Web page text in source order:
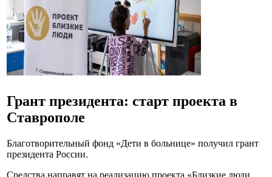
Грант президента: старт проекта в
Ставрополе
Благотворительный фонд «Дети в больнице» получил грант
президента России.
Средства направят на реализацию проекта «Близкие люди